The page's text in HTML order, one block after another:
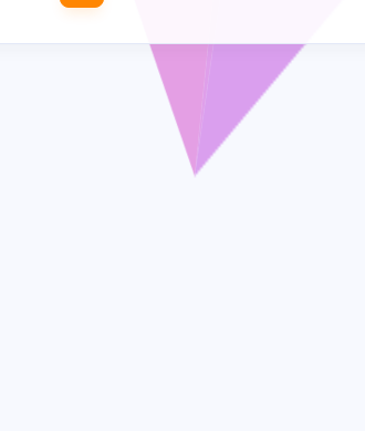
德国银行 新加坡银
经验分享